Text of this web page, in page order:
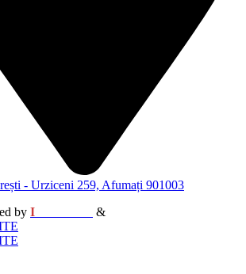
- Urziceni 259, Afumați 901003
by I &